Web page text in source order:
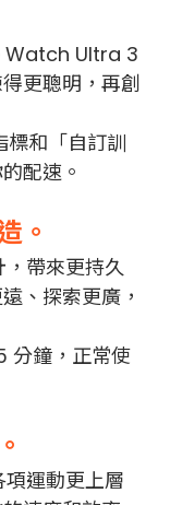
Watch Ultra 3
更聰明，再創
標和「自訂訓
配速。
。
帶來更持久
、探索更廣，
分鐘，正常使
運動更上層